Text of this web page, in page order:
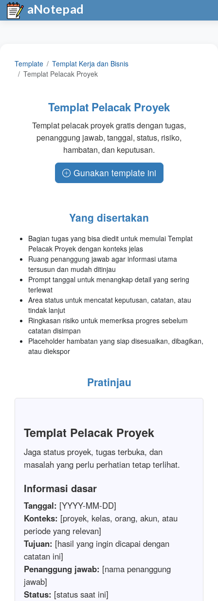
aNotepad
Template
Templat Kerja dan Bisnis
Templat Pelacak Proyek
Templat Pelacak Proyek
Templat pelacak proyek gratis dengan tugas,
penanggung jawab, tanggal, status, risiko,
hambatan, dan keputusan.
Gunakan template ini
Yang disertakan
Bagian tugas yang bisa diedit untuk memulai Templat
Pelacak Proyek dengan konteks jelas
Ruang penanggung jawab agar informasi utama
tersusun dan mudah ditinjau
Prompt tanggal untuk menangkap detail yang sering
terlewat
Area status untuk mencatat keputusan, catatan, atau
tindak lanjut
Ringkasan risiko untuk memeriksa progres sebelum
catatan disimpan
Placeholder hambatan yang siap disesuaikan, dibagikan,
atau diekspor
Pratinjau
Templat Pelacak Proyek
Jaga status proyek, tugas terbuka, dan
masalah yang perlu perhatian tetap terlihat.
Informasi dasar
Tanggal: [YYYY-MM-DD]
Konteks: [proyek, kelas, orang, akun, atau
periode yang relevan]
Tujuan: [hasil yang ingin dicapai dengan
catatan ini]
Penanggung jawab: [nama penanggung
jawab]
Status: [status saat ini]